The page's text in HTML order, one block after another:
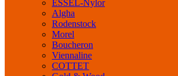
ESSEL-Nylor
Algha
Rodenstock
Morel
Boucheron
Viennaline
COTTET